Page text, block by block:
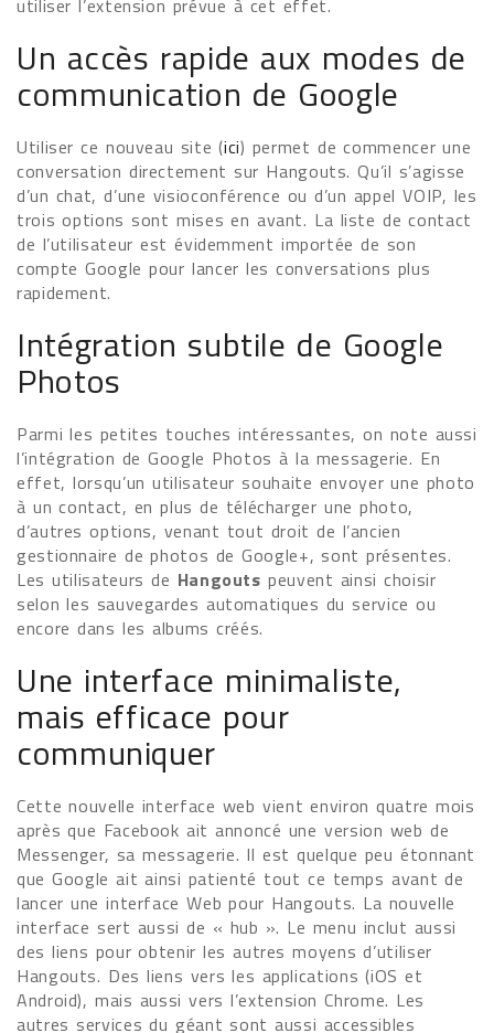
utiliser l’extension prévue à cet effet.
Un accès rapide aux modes de
communication de Google
Utiliser ce nouveau site (ici) permet de commencer une
conversation directement sur Hangouts. Qu’il s’agisse
d’un chat, d’une visioconférence ou d’un appel VOIP, les
trois options sont mises en avant. La liste de contact
de l’utilisateur est évidemment importée de son
compte Google pour lancer les conversations plus
rapidement.
Intégration subtile de Google
Photos
Parmi les petites touches intéressantes, on note aussi
l’intégration de Google Photos à la messagerie. En
effet, lorsqu’un utilisateur souhaite envoyer une photo
à un contact, en plus de télécharger une photo,
d’autres options, venant tout droit de l’ancien
gestionnaire de photos de Google+, sont présentes.
Les utilisateurs de Hangouts peuvent ainsi choisir
selon les sauvegardes automatiques du service ou
encore dans les albums créés.
Une interface minimaliste,
mais efficace pour
communiquer
Cette nouvelle interface web vient environ quatre mois
après que Facebook ait annoncé une version web de
Messenger, sa messagerie. Il est quelque peu étonnant
que Google ait ainsi patienté tout ce temps avant de
lancer une interface Web pour Hangouts. La nouvelle
interface sert aussi de « hub ». Le menu inclut aussi
des liens pour obtenir les autres moyens d’utiliser
Hangouts. Des liens vers les applications (iOS et
Android), mais aussi vers l’extension Chrome. Les
autres services du géant sont aussi accessibles